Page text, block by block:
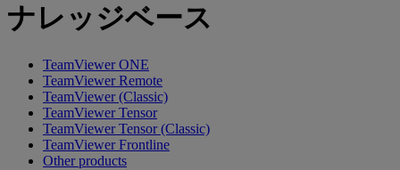
ナレッジベース
TeamViewer ONE
TeamViewer Remote
TeamViewer (Classic)
TeamViewer Tensor
TeamViewer Tensor (Classic)
TeamViewer Frontline
Other products